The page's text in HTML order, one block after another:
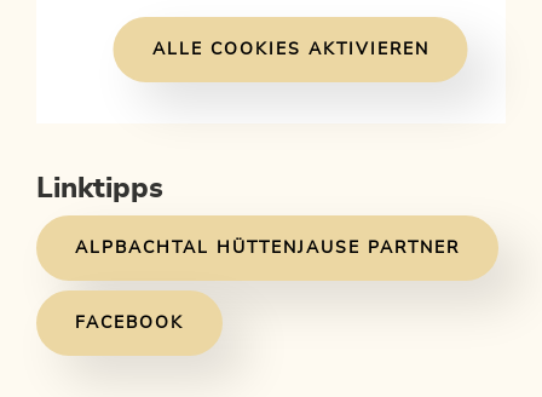
ALLE COOKIES AKTIVIEREN
Linktipps
ALPBACHTAL HÜTTENJAUSE PARTNER
FACEBOOK